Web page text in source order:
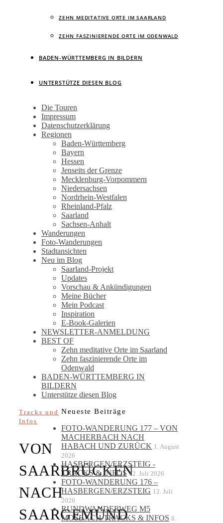
ZEHN MEDITATIVE ORTE IM SAARLAND
ZEHN FASZINIERENDE ORTE IM ODENWALD
BADEN-WÜRTTEMBERG IN BILDERN
UNTERSTÜTZE DIESEN BLOG
Wandertagebuch von Torsten
Wirschum
Die Touren
Impressum
Datenschutzerklärung
Regionen
Baden-Württemberg
Bayern
Hessen
Jenseits der Grenze
Mecklenburg-Vorpommern
Niedersachsen
Nordrhein-Westfalen
Rheinland-Pfalz
Saarland
Sachsen-Anhalt
Wanderungen
Foto-Wanderungen
Stadtansichten
Neu im Blog
Saarland-Projekt
Updates
Vorschau & Ankündigungen
Meine Bücher
Mein Podcast
Inspiration
E-Book-Galerien
NEWSLETTER-ANMELDUNG
BEST OF
Zehn meditative Orte im Saarland
Zehn faszinierende Orte im
Odenwald
BADEN-WÜRTTEMBERG IN
BILDERN
Unterstütze diesen Blog
Tracks und
Infos
VON
SAARBRÜCKEN
NACH
SAARGEMÜND
Neueste Beiträge
FOTO-WANDERUNG 177 – VON
MACHERBACH NACH
HABACH UND ZURÜCK 1. August
2026
HASBERGEN/ERZSTEIG -
TRACKS & INFOS 12. Juli 2026
FOTO-WANDERUNG 176 –
HASBERGEN/ERZSTEIG 12. Juli
2026
RUNDWANDERWEG M5
MOSBACH/TRACKS & INFOS 8.